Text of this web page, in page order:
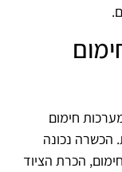
חימום
הכשרה נכונה
הכרת הציוד